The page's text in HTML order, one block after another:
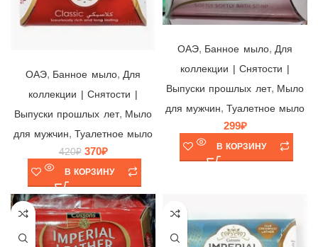
ОАЭ, Банное мыло, Для
коллекции | Снятости |
Выпуски прошлых лет, Мыло
для мужчин, Туалетное мыло
420₽ 370₽
В КОРЗИНУ
ОАЭ, Банное мыло, Для
коллекции | Снятости |
Выпуски прошлых лет, Мыло
для мужчин, Туалетное мыло
299₽
В КОРЗИНУ